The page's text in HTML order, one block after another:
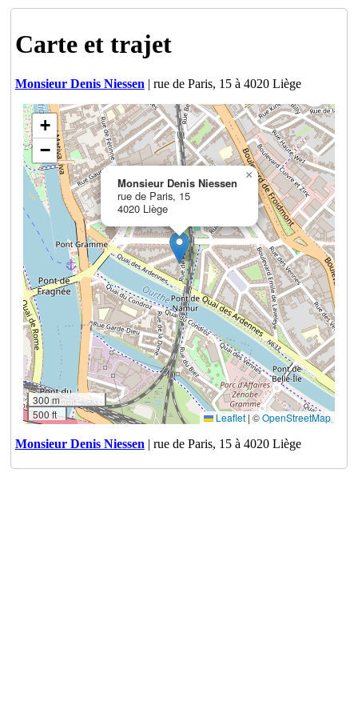
Carte et trajet
Monsieur Denis Niessen | rue de Paris, 15 à 4020 Liège
Monsieur Denis Niessen
rue de Paris, 15
4020 Liège
×
+
−
300 m
500 ft
Leaflet | ©OpenStreetMap
Monsieur Denis Niessen | rue de Paris, 15 à 4020 Liège